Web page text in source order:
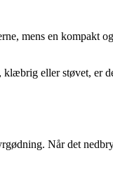
mens en kompakt
eller støvet, er
Når det